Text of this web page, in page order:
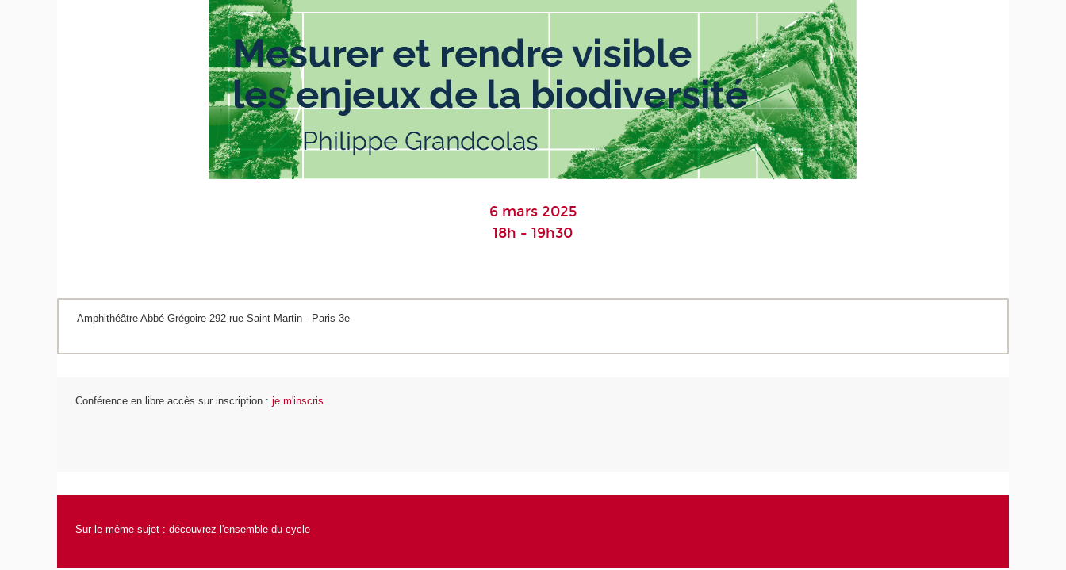
6 mars 2025
18h - 19h30
Amphithéâtre Abbé Grégoire 292 rue Saint-Martin - Paris 3e
Conférence en libre accès sur inscription : je m'inscris
Sur le même sujet :découvrez l'ensemble du cycle